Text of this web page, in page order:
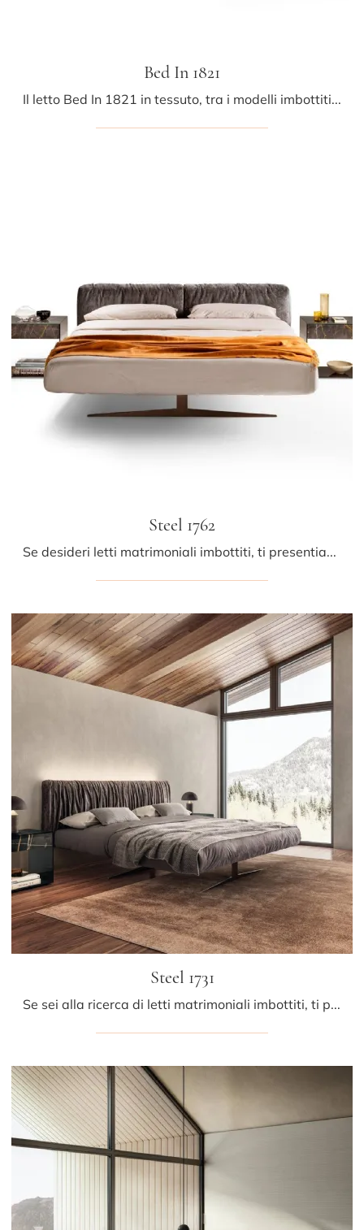
Bed In 1821
Il letto Bed In 1821 in tessuto, tra i modelli imbottiti matrimoniali design di Lago, è perfetto per assicurarti il riposo migliore.
Steel 1762
Se desideri letti matrimoniali imbottiti, ti presentiamo il modello Steel 1762 in tessuto per valorizzare la zona notte.
Steel 1731
Se sei alla ricerca di letti matrimoniali imbottiti, ti presentiamo il modello Steel 1731 in tessuto per arricchire la camera da letto.